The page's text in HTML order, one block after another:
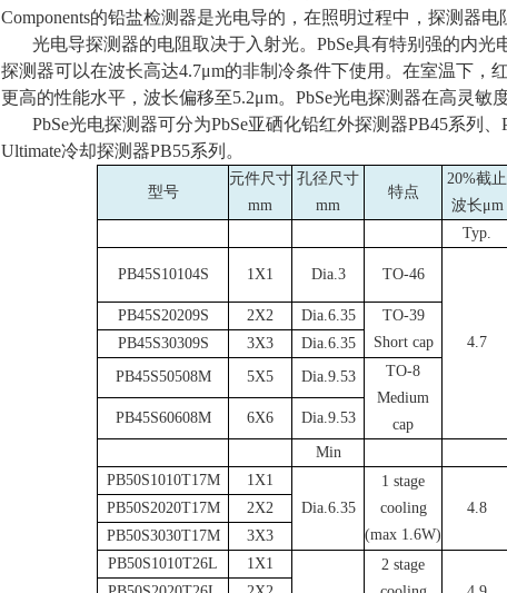
Components的铅盐检测器是光电导的，在照明过程中，探测器
光电导探测器的电阻取决于入射光。 PbSe具有特别强的内光
探测器可以在波长高达4.7μm的非制冷条件下使用。在室温下，
更高的性能水平，波长偏移至5.2μm。 PbSe光电探测器在高灵敏
PbSe光电探测器可分为PbSe亚硒化铅红外探测器PB45系列、
Ultimate冷却探测器PB55系列。
型号
元件尺寸
mm
孔径尺寸
mm
特点
20%截止
波长μm
Typ.
PB45S10104S 1X1 Dia.3 TO-46
4.7
PB45S20209S
2X2 Dia.6.35
TO-39
Short cap
PB45S30309S
3X3 Dia.6.35
PB45S50508M
5X5 Dia.9.53
TO-8
Medium
cap
PB45S60608M 6X6 Dia.9.53
Min
PB50S1010T17M
1X1
Dia.6.35
1 stage
cooling
(max 1.6W)
4.8
PB50S2020T17M 2X2
PB50S3030T17M
3X3
PB50S1010T26L
1X1
2 stage